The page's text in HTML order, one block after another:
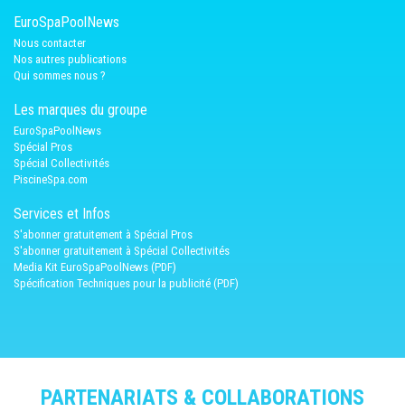
EuroSpaPoolNews
Nous contacter
Nos autres publications
Qui sommes nous ?
Les marques du groupe
EuroSpaPoolNews
Spécial Pros
Spécial Collectivités
PiscineSpa.com
Services et Infos
S'abonner gratuitement à Spécial Pros
S'abonner gratuitement à Spécial Collectivités
Media Kit EuroSpaPoolNews (PDF)
Spécification Techniques pour la publicité (PDF)
PARTENARIATS & COLLABORATIONS